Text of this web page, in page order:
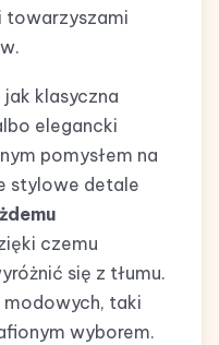
towarzyszami
klasyczna
elegancki
pomysłem na
stylowe detale
czemu
się z tłumu.
modowych, taki
wyborem.